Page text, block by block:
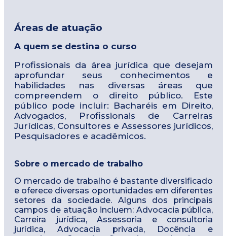
Áreas de atuação
A quem se destina o curso
Profissionais da área jurídica que desejam
aprofundar seus conhecimentos e
habilidades nas diversas áreas que
compreendem o direito público. Este
público pode incluir: Bacharéis em Direito,
Advogados, Profissionais de Carreiras
Jurídicas, Consultores e Assessores jurídicos,
Pesquisadores e acadêmicos.
Sobre o mercado de trabalho
O mercado de trabalho é bastante diversificado
e oferece diversas oportunidades em diferentes
setores da sociedade. Alguns dos principais
campos de atuação incluem: Advocacia pública,
Carreira jurídica, Assessoria e consultoria
jurídica, Advocacia privada, Docência e